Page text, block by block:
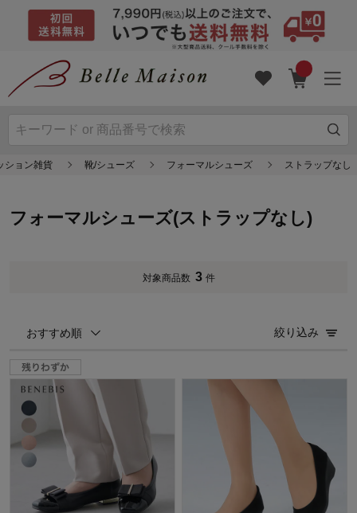
ション雑貨 靴/シューズ フォーマルシューズ ストラップなし
フォーマルシューズ(ストラップなし)
対象商品数 3 件
おすすめ順 絞り込み